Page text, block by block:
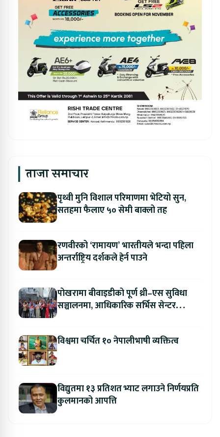
ताजा समाचार
पृथ्वी मुनि विशाल परिमाणमा भेटियो सुन,
सतहमा फैलाए ५० सेमी बाक्लो तह
रणवीरको ‘रामायण’ भारतीयले भन्दा पहिला
अन्तर्राष्ट्रिय दर्शकले हेर्न पाउने
पोखरामा बीवाइडीको पूर्ण थ्री–एस सुविधा
सञ्चालनमा, आधिकारिक सर्भिस सेन्टर
विश्वमा चर्चित १० नेपालीभाषी व्यक्तित्व
विद्युतमा १३ प्रतिशत भ्याट लगाउने निर्णयप्रति
कुलमानको आपत्ति